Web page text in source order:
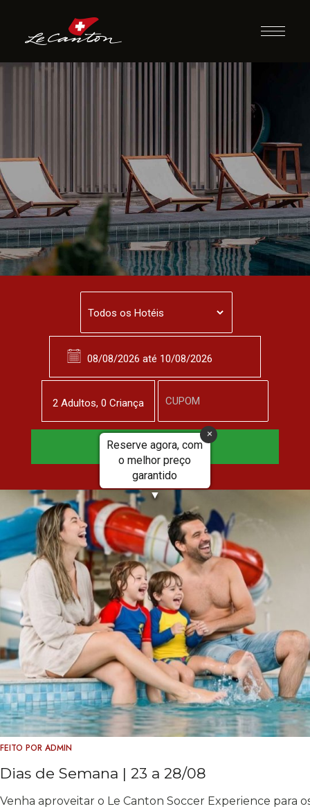
Agosto
FEITO POR ADMIN
Dias de Semana | 23 a 28/08
Venha aproveitar o Le Canton Soccer Experience para
2 Adultos, 0 Criança
Reserve agora, com
o melhor preço
garantido
▼
Reservar Agora